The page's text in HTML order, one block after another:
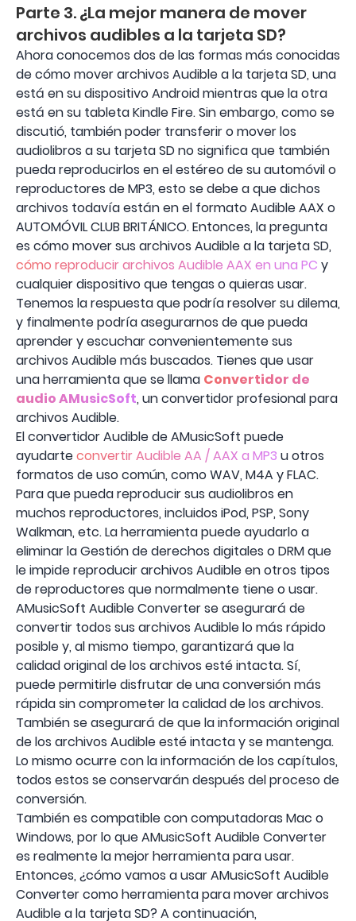
Parte 3. ¿La mejor manera de mover
archivos audibles a la tarjeta SD?
Ahora conocemos dos de las formas más conocidas
de cómo mover archivos Audible a la tarjeta SD, una
está en su dispositivo Android mientras que la otra
está en su tableta Kindle Fire. Sin embargo, como se
discutió, también poder transferir o mover los
audiolibros a su tarjeta SD no significa que también
pueda reproducirlos en el estéreo de su automóvil o
reproductores de MP3, esto se debe a que dichos
archivos todavía están en el formato Audible AAX o
AUTOMÓVIL CLUB BRITÁNICO. Entonces, la pregunta
es cómo mover sus archivos Audible a la tarjeta SD,
cómo reproducir archivos Audible AAX en una PC y
cualquier dispositivo que tengas o quieras usar.
Tenemos la respuesta que podría resolver su dilema,
y ​​finalmente podría asegurarnos de que pueda
aprender y escuchar convenientemente sus
archivos Audible más buscados. Tienes que usar
una herramienta que se llama Convertidor de
audio AMusicSoft, un convertidor profesional para
archivos Audible.
El convertidor Audible de AMusicSoft puede
ayudarteconvertir Audible AA / AAX a MP3 u otros
formatos de uso común, como WAV, M4A y FLAC.
Para que pueda reproducir sus audiolibros en
muchos reproductores, incluidos iPod, PSP, Sony
Walkman, etc. La herramienta puede ayudarlo a
eliminar la Gestión de derechos digitales o DRM que
le impide reproducir archivos Audible en otros tipos
de reproductores que normalmente tiene o usar.
AMusicSoft Audible Converter se asegurará de
convertir todos sus archivos Audible lo más rápido
posible y, al mismo tiempo, garantizará que la
calidad original de los archivos esté intacta. Sí,
puede permitirle disfrutar de una conversión más
rápida sin comprometer la calidad de los archivos.
También se asegurará de que la información original
de los archivos Audible esté intacta y se mantenga.
Lo mismo ocurre con la información de los capítulos,
todos estos se conservarán después del proceso de
conversión.
También es compatible con computadoras Mac o
Windows, por lo que AMusicSoft Audible Converter
es realmente la mejor herramienta para usar.
Entonces, ¿cómo vamos a usar AMusicSoft Audible
Converter como herramienta para mover archivos
Audible a la tarjeta SD? A continuación,